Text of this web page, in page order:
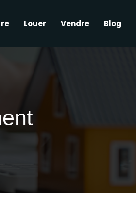
Louer Vendre Blog